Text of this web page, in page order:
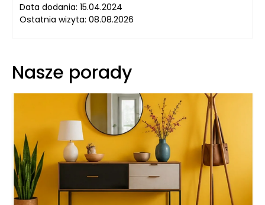
Data dodania: 15.04.2024
Ostatnia wizyta: 08.08.2026
Nasze porady